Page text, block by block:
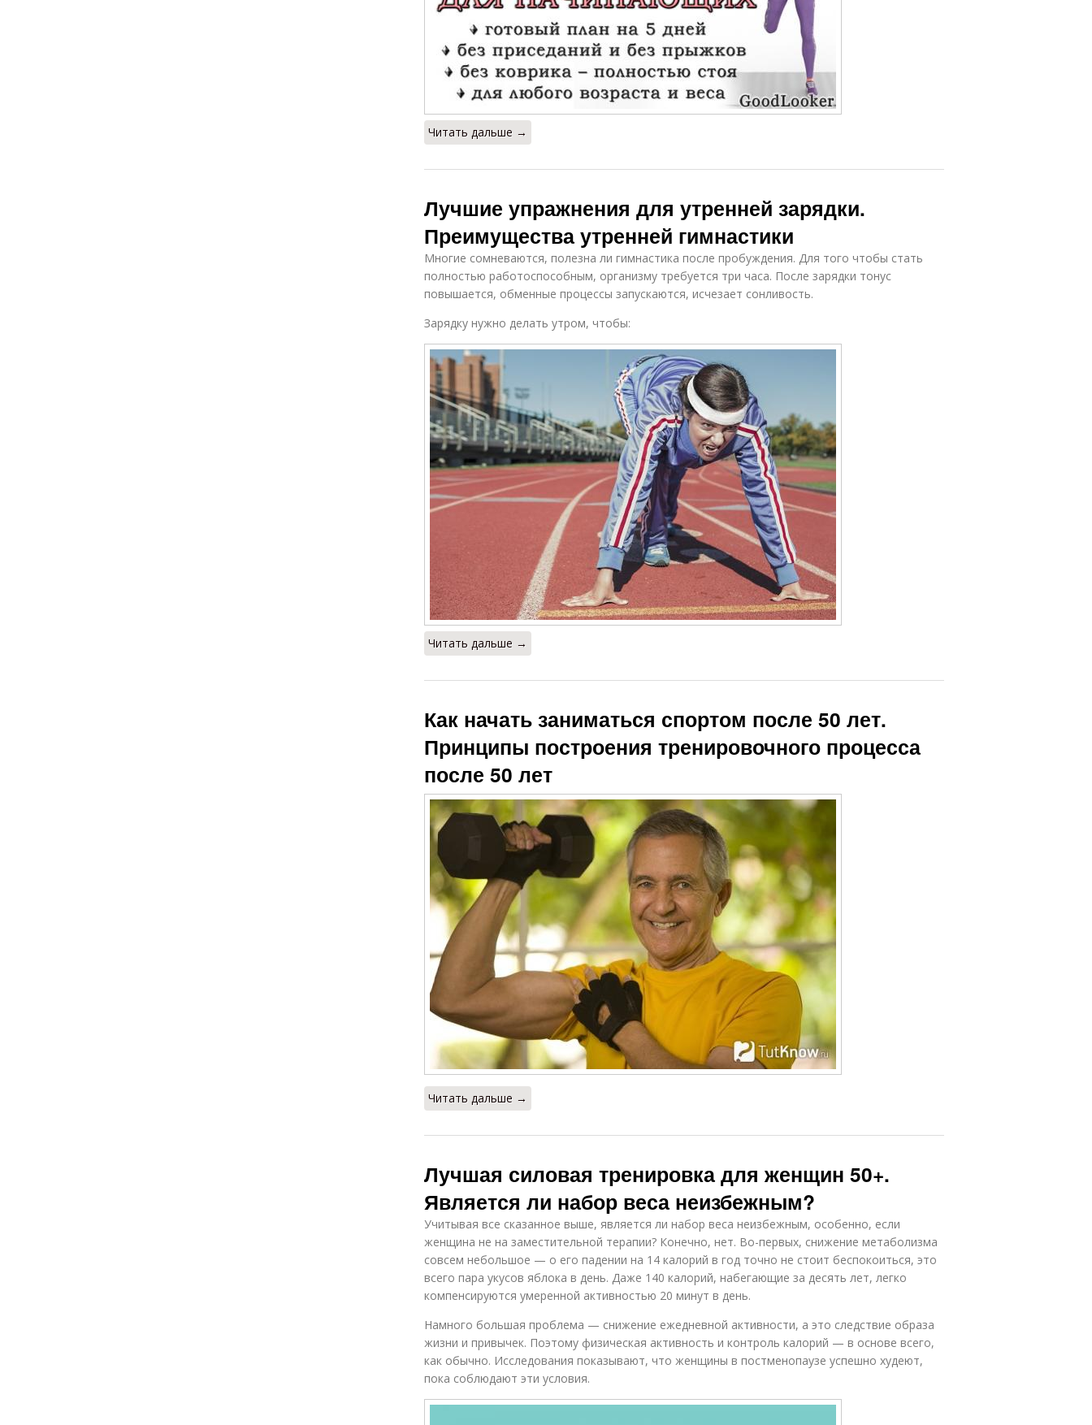
Читать дальше →
Лучшие упражнения для утренней зарядки.
Преимущества утренней гимнастики
Многие сомневаются, полезна ли гимнастика после пробуждения. Для того чтобы стать
полностью работоспособным, организму требуется три часа. После зарядки тонус
повышается, обменные процессы запускаются, исчезает сонливость.
Зарядку нужно делать утром, чтобы:
Читать дальше →
Как начать заниматься спортом после 50 лет.
Принципы построения тренировочного процесса
после 50 лет
Читать дальше →
Лучшая силовая тренировка для женщин 50+.
Является ли набор веса неизбежным?
Учитывая все сказанное выше, является ли набор веса неизбежным, особенно, если
женщина не на заместительной терапии? Конечно, нет. Во-первых, снижение метаболизма
совсем небольшое — о его падении на 14 калорий в год точно не стоит беспокоиться, это
всего пара укусов яблока в день. Даже 140 калорий, набегающие за десять лет, легко
компенсируются умеренной активностью 20 минут в день.
Намного большая проблема — снижение ежедневной активности, а это следствие образа
жизни и привычек. Поэтому физическая активность и контроль калорий — в основе всего,
как обычно. Исследования показывают, что женщины в постменопаузе успешно худеют,
пока соблюдают эти условия.